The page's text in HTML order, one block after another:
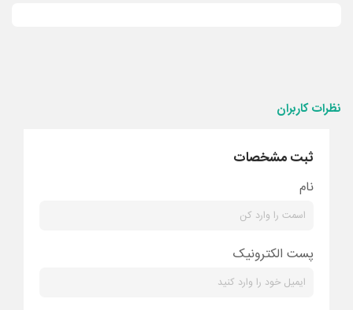
نظرات کاربران
ثبت مشخصات
نام
پست الکترونیک